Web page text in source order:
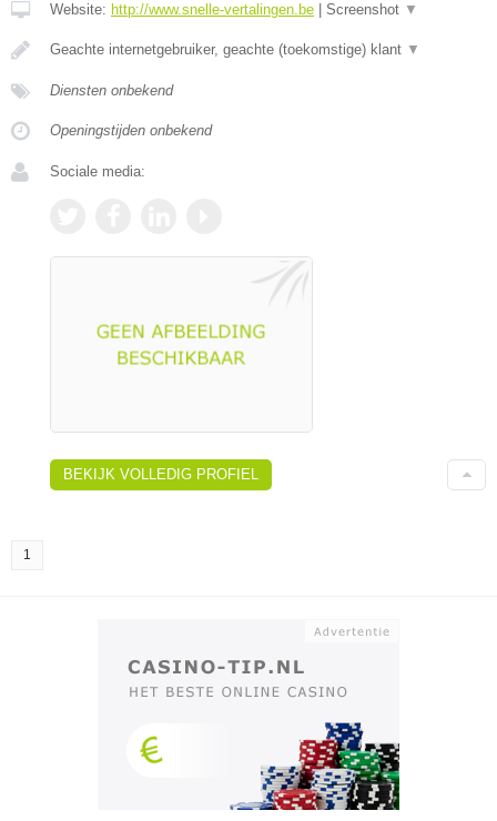
Website: http://www.snelle-vertalingen.be Screenshot ▼
Geachte internetgebruiker, geachte (toekomstige) klant ▼
Diensten onbekend
Openingstijden onbekend
Sociale media:
BEKIJK VOLLEDIG PROFIEL
1